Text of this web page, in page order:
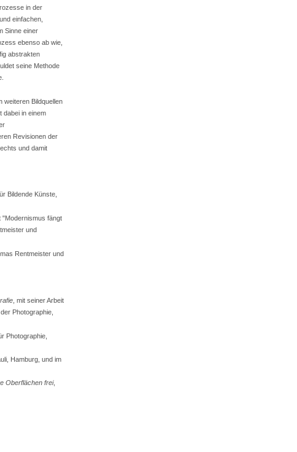
in der
einfachen,
Sinne einer
ebenso ab wie,
abstrakten
seine Methode
weiteren Bildquellen
dabei in einem
Revisionen der
und damit
Bildende Künste,
"Modernismus fängt
und
Rentmeister und
, mit seiner Arbeit
Photographie,
Photographie,
Hamburg, und im
Oberflächen frei,